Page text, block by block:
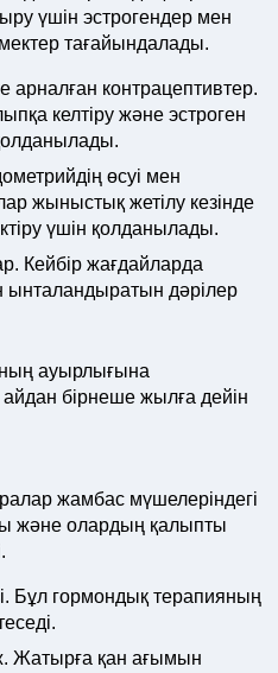
үшін эстрогендер мен
тағайындалады.
арналған контрацептивтер.
келтіру және эстроген
өсуі мен
жыныстық жетілу кезінде
үшін қолданылады.
Кейбір жағдайларда
дәрілер
ауырлығына
бірнеше жылға дейін
жамбас мүшелеріндегі
және олардың қалыпты
Бұл гормондық терапияның
Жатырға қан ағымын